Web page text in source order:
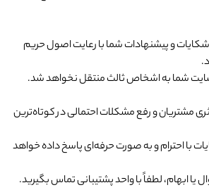
و پیشنهادات شما با رعایت اصول حریم
شما به اشخاص ثالث منتقل نخواهد شد.
مشتریان و رفع مشکلات احتمالی در کوتاه‌ترین
با احترام و به صورت حرفه‌ای پاسخ داده خواهد
ابهام، لطفاً با واحد پشتیبانی تماس بگیرید.